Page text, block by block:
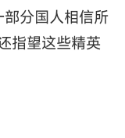
分国人相信所
指望这些精英